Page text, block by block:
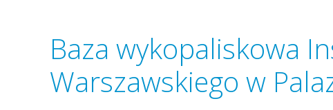
Baza wykopaliskowa
Warszawskiego w